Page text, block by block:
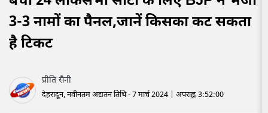
3-3 नामों का पैनल,जानें किसका कट सकता
है टिकट
प्रीति सैनी
देहरादून, नवीनतम अद्यतन तिथि - 7 मार्च 2024 | अपराह्न 3:52:00